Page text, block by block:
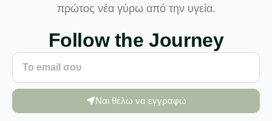
πρώτος νέα γύρω από την υγεία.
Follow the Journey
Ναι θέλω να εγγραφώ